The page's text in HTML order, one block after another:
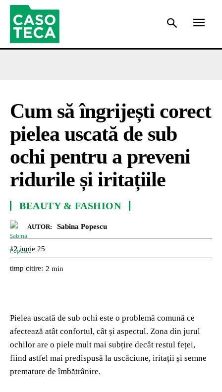
Cum să îngrijești corect
pielea uscată de sub
ochi pentru a preveni
ridurile și iritațiile
BEAUTY & FASHION
AUTOR: Sabina Popescu
12 iunie 25
timp citire: 2 min
Pielea uscată de sub ochi este o problemă comună ce
afectează atât confortul, cât și aspectul. Zona din jurul
ochilor are o piele mult mai subțire decât restul feței,
fiind astfel mai predispusă la uscăciune, iritații și semne
premature de îmbătrânire.